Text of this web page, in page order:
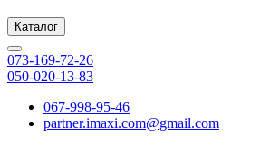
Каталог
073-169-72-26
050-020-13-83
067-998-95-46
partner.imaxi.com@gmail.com